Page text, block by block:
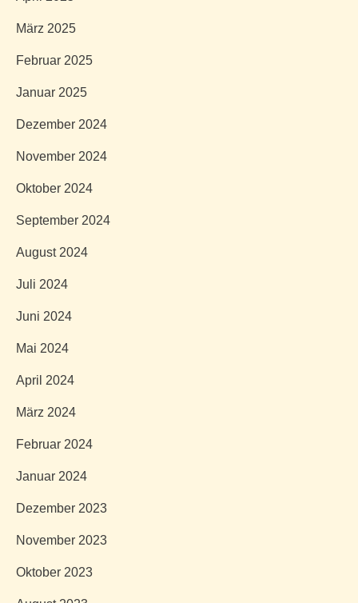
März 2025
Februar 2025
Januar 2025
Dezember 2024
November 2024
Oktober 2024
September 2024
August 2024
Juli 2024
Juni 2024
Mai 2024
April 2024
März 2024
Februar 2024
Januar 2024
Dezember 2023
November 2023
Oktober 2023